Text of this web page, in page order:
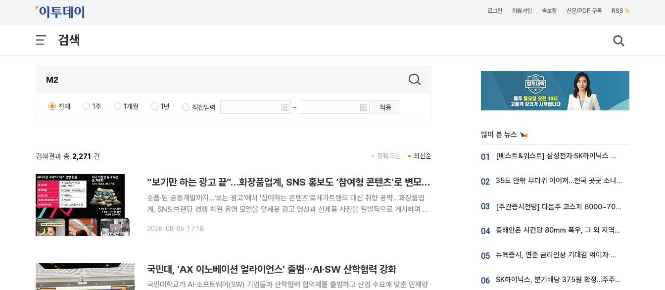
로그인 회원가입 속보창 신문/PDF 구독 RSS
검색
전체 1주 1개월 1년 직접입력 ~ 적용
검색결과 총 2,271 건 최신순
정확도순
“보기만 하는 광고 끝“…화장품업계, SNS 홍보도 ‘참여형 콘텐츠’로 변모[K뷰티 라방戰]
숏폼·밈·공동개발까지…'보는 광고'에서 '참여하는 콘텐츠'로메가트렌드 대신 취향 공략…화장품업
계, SNS 브랜딩 경쟁 치열 유명 모델을 앞세운 광고 영상과 신제품 사진을 일방적으로 게시하며 보
틱톡 챌린지와 밈(Meme) 콘텐츠, 인플루언서 공동개발, 라이브커머
2026-08-06 17:18
국민대, ‘AX 이노베이션 얼라이언스’ 출범⋯AI·SW 산학협력 강화
국민대학교가 AI·소프트웨어(SW) 기업들과 산학협력 협의체를 출범하고 산업 수요에 맞춘 인재양
많이 본 뉴스
01 [베스트&워스트] 삼성전자·SK하이닉스 밀린 한 주…상상인증권은 85% 급등
02 35도 안팎 무더위 이어져…전국 곳곳 소나기 [오늘 날씨]
03 [주간증시전망] 다음주 코스피 6000~7000⋯“外人 수급은 정책이 변수”
04 동해안은 시간당 80㎜ 폭우, 그 외 지역은 폭염…‘극과 극 날씨’
05 뉴욕증시, 연준 금리인상 기대감 꺾이자 상승...S&P500 사상 최고치 [종합]
06 SK하이닉스, 분기배당 375원 확정…주주환원책 9월로 앞당겨 발표